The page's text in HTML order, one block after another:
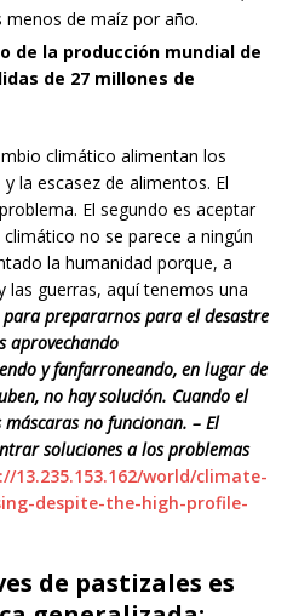
de maíz por año.
de la producción mundial de
de 27 millones de
climático alimentan los
la escasez de alimentos. El
El segundo es aceptar
no se parece a ningún
la humanidad porque, a
las guerras, aquí tenemos una
para prepararnos para el desastre
aprovechando
y fanfarroneando, en lugar de
no hay solución. Cuando el
no funcionan. – El
soluciones a los problemas
13.235.153.162/world/climate-
despite-the-high-profile-
de pastizales es